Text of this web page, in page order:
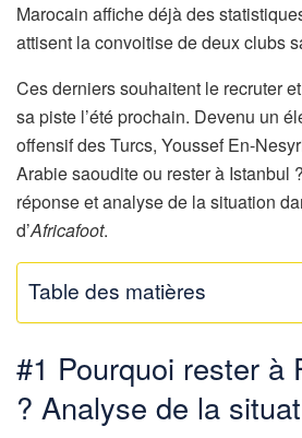
Marocain affiche déjà des
attisent la convoitise de deux clubs
Ces derniers souhaitent le recruter
sa piste l’été prochain. Devenu un
offensif des Turcs, Youssef En-
Arabie saoudite ou rester à Istanbul
réponse et analyse de la situation
d’Africafoot.
Table des matières
#1 Pourquoi rester à
? Analyse de la